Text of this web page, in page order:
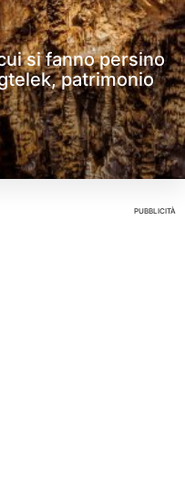
si fanno persino
patrimonio
PUBBLICITÀ